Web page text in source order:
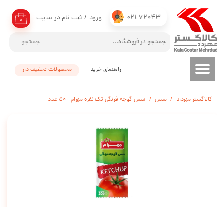
021-72043
جستجو
۰ ورود / ثبت نام در سایت
حساب کاربری من
تغییر گذر واژه
سفارشات
محصولات تحفیف دار راهنمای خرید
کالاگستر مهرداد سس سس گوجه فرنگی تک نفره مهرام - 50 عدد